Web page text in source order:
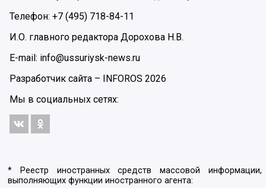
Телефон: +7 (495) 718-84-11
И.О. главного редактора Дорохова Н.В.
E-mail: info@ussuriysk-news.ru
Разработчик сайта –
INFOROS 2026
Мы в социальных сетях:
* Реестр иностранных средств массовой информации,
выполняющих функции иностранного агента: